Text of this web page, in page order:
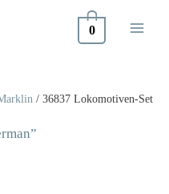
0
/ 36837 Lokomotiven-Set